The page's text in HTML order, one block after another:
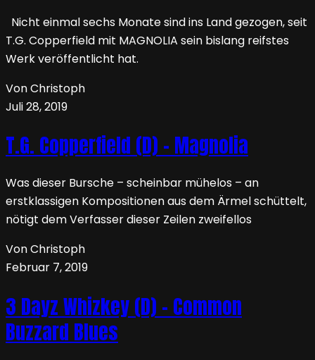
Nicht einmal sechs Monate sind ins Land gezogen, seit
T.G. Copperfield mit MAGNOLIA sein bislang reifstes
Werk veröffentlicht hat.
Von Christoph
Juli 28, 2019
T.G. Copperfield (D) – Magnolia
Was dieser Bursche – scheinbar mühelos – an
erstklassigen Kompositionen aus dem Ärmel schüttelt,
nötigt dem Verfasser dieser Zeilen zweifellos
Von Christoph
Februar 7, 2019
3 Dayz Whizkey (D) – Common
Buzzard Blues